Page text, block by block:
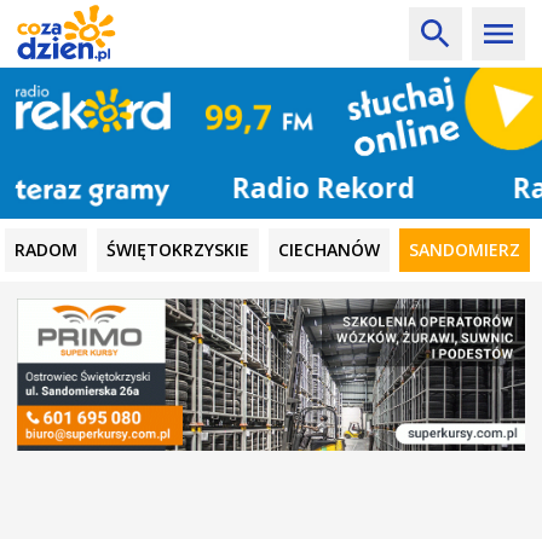
Radio Rekord
RADOM ŚWIĘTOKRZYSKIE CIECHANÓW SANDOMIERZ